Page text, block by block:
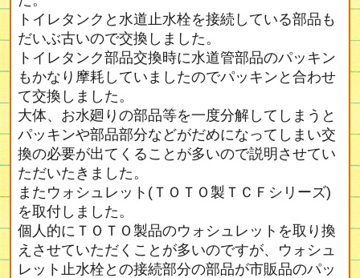
トイレタンクと水道止水栓を接続している部品も
だいぶ古いので交換しました。
トイレタンク部品交換時に水道管部品のパッキン
もかなり摩耗していましたのでパッキンと合わせ
て交換しました。
大体、お水廻りの部品等を一度分解してしまうと
パッキンや部品部分などがだめになってしまい交
換の必要が出てくることが多いので説明させてい
ただいたきました。
またウォシュレット(ＴＯＴＯ製ＴＣＦシリーズ)
を取付しました。
個人的にＴＯＴＯ製品のウォシュレットを取り換
えさせていただくことが多いのですが、ウォシュ
レット止水栓との接続部分の部品が市販品のパッ